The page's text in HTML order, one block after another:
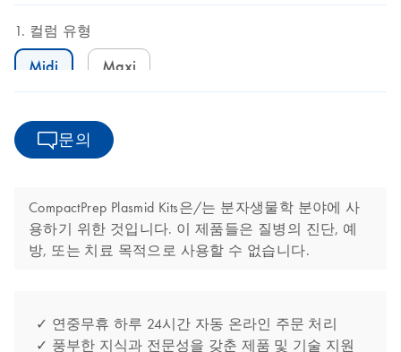
컬럼 유형
Midi Maxi
문의
CompactPrep Plasmid Kits은/는 분자생물학 분야에 사
용하기 위한 것입니다. 이 제품들은 질병의 진단, 예
방, 또는 치료 목적으로 사용할 수 없습니다.
✓ 연중무휴 하루 24시간 자동 온라인 주문 처리
✓ 풍부한 지식과 전문성을 갖춘 제품 및 기술 지원